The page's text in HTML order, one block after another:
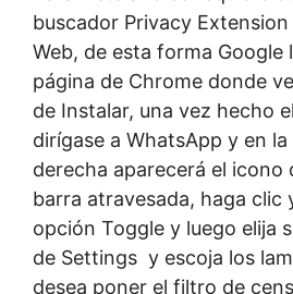
buscador Privacy
Web, de esta forma Google
página de Chrome donde
de Instalar, una vez hecho
dirígase a WhatsApp y en
derecha aparecerá el icono
barra atravesada, haga clic
opción Toggle y luego elija
de Settings y escoja los
desea poner el filtro de